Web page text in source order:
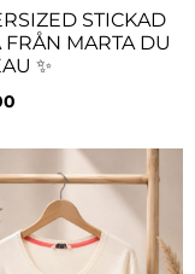
STICKAD
FRÅN MARTA DU
✨